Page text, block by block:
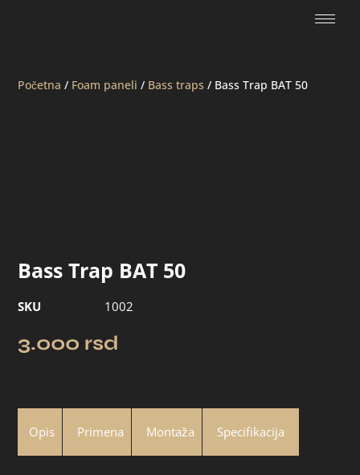
Početna / Foam paneli / Bass traps / Bass Trap BAT 50
Bass Trap BAT 50
SKU 1002
3.000 rsd
Opis Primena Montaža Specifikacija